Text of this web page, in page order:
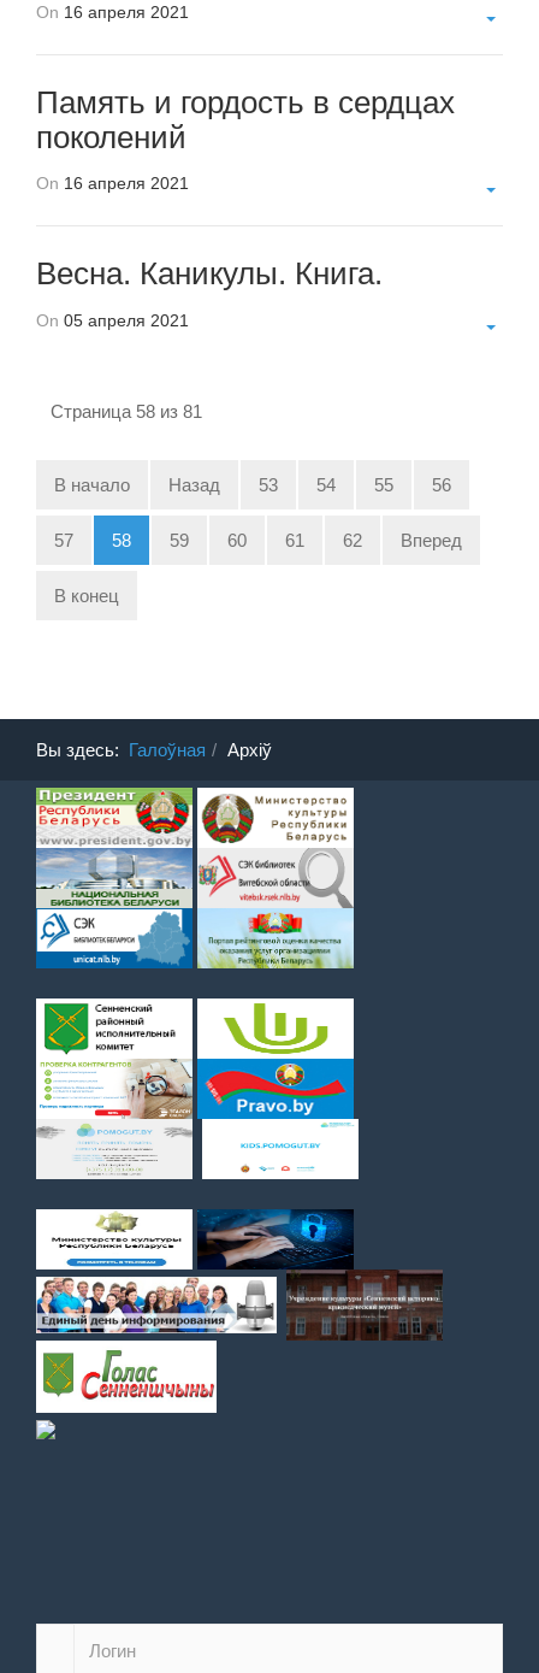
On 16 апреля 2021
Память и гордость в сердцах
поколений
On 16 апреля 2021
Весна. Каникулы. Книга.
On 05 апреля 2021
Страница 58 из 81
В начало Назад 53 54 55 56
57 58 59 60 61 62 Вперед
В конец
Вы здесь: Галоўная Архіў